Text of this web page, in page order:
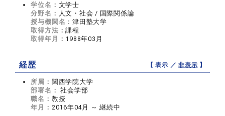
学位名： 文学士
分野名： 人文・社会 / 国際関係論
授与機関名：津田塾大学
取得方法：課程
取得年月： 1988年03月
経歴 【 表示 ／非表示 】
所属： 関西学院大学
部署名： 社会学部
職名： 教授
年月： 2016年04月 ～ 継続中